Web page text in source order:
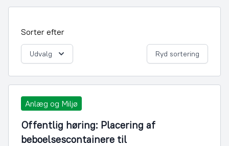
Sorter efter
Udvalg Ryd sortering
Anlæg og Miljø
Offentlig høring: Placering af
beboelsescontainere til